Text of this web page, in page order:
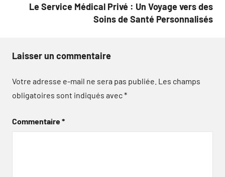
Le Service Médical Privé : Un Voyage vers des
Soins de Santé Personnalisés
Laisser un commentaire
Votre adresse e-mail ne sera pas publiée. Les champs
obligatoires sont indiqués avec*
Commentaire*